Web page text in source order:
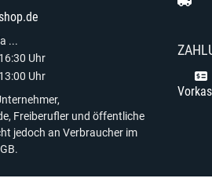
...
Uhr
Uhr
Freiberufler und öffentliche
jedoch an Verbraucher im